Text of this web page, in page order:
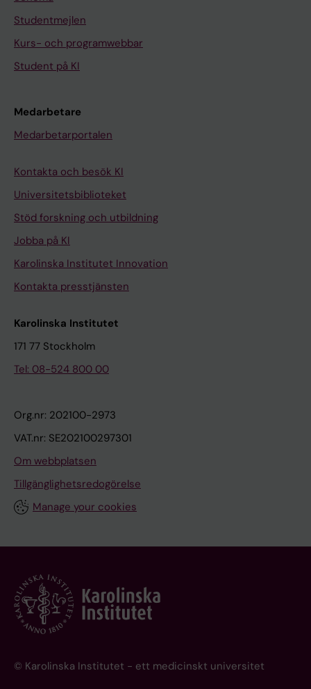
Studentmejlen
Kurs- och programwebbar
Student på KI
Medarbetare
Medarbetarportalen
Kontakta och besök KI
Universitetsbiblioteket
Stöd forskning och utbildning
Jobba på KI
Karolinska Institutet Innovation
Kontakta presstjänsten
Karolinska Institutet
171 77 Stockholm
Tel: 08-524 800 00
Org.nr: 202100-2973
VAT.nr: SE202100297301
Om webbplatsen
Tillgänglighetsredogörelse
Manage your cookies
© Karolinska Institutet - ett medicinskt universitet